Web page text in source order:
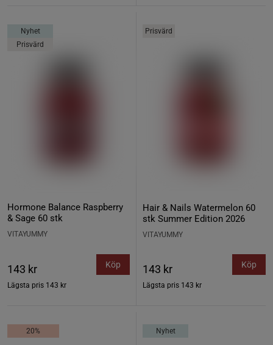
Nyhet
Prisvärd
Hormone Balance Raspberry
& Sage 60 stk
VITAYUMMY
143 kr
Lägsta pris 143 kr
Köp
Prisvärd
Hair & Nails Watermelon 60
stk Summer Edition 2026
VITAYUMMY
143 kr
Lägsta pris 143 kr
Köp
20% Nyhet